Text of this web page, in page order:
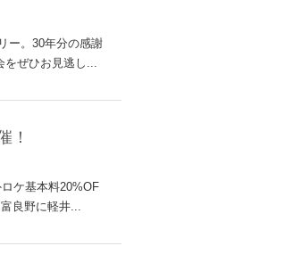
ー。30年分の感謝
をぜひお見逃し...
！
ケ基本料20%OF
良野に軽井...